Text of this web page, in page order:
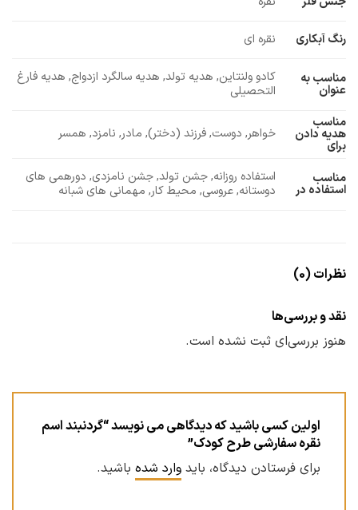
رنگ آبکاری نقره ای
مناسب به
عنوان
کادو ولنتاین, هدیه تولد, هدیه سالگرد ازدواج, هدیه فارغ
التحصیلی
مناسب
هدیه دادن
برای
خواهر, دوست, فرزند (دختر), مادر, نامزد, همسر
مناسب
استفاده در
استفاده روزانه, جشن تولد, جشن نامزدی, دورهمی های
دوستانه, عروسی, محیط کار, مهمانی های شبانه
نظرات (0)
نقد و بررسی‌ها
هنوز بررسی‌ای ثبت نشده است.
اولین کسی باشید که دیدگاهی می نویسد “گردنبند اسم
نقره سفارشی طرح کودک”
برای فرستادن دیدگاه، باید وارد شده باشید.